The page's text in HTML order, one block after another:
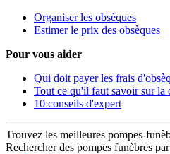
Organiser les obsèques
Estimer le prix des obsèques
Pour vous aider
Qui doit payer les frais
Tout ce qu'il faut savoir sur la
10 conseils d'expert
Trouvez les meilleures pompes-
Rechercher des pompes funèbres